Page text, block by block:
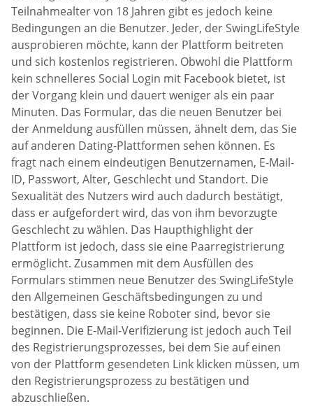
Teilnahmealter von 18 Jahren gibt es jedoch keine
Bedingungen an die Benutzer. Jeder, der SwingLifeStyle
ausprobieren möchte, kann der Plattform beitreten
und sich kostenlos registrieren. Obwohl die Plattform
kein schnelleres Social Login mit Facebook bietet, ist
der Vorgang klein und dauert weniger als ein paar
Minuten. Das Formular, das die neuen Benutzer bei
der Anmeldung ausfüllen müssen, ähnelt dem, das Sie
auf anderen Dating-Plattformen sehen können. Es
fragt nach einem eindeutigen Benutzernamen, E-Mail-
ID, Passwort, Alter, Geschlecht und Standort. Die
Sexualität des Nutzers wird auch dadurch bestätigt,
dass er aufgefordert wird, das von ihm bevorzugte
Geschlecht zu wählen. Das Haupthighlight der
Plattform ist jedoch, dass sie eine Paarregistrierung
ermöglicht. Zusammen mit dem Ausfüllen des
Formulars stimmen neue Benutzer des SwingLifeStyle
den Allgemeinen Geschäftsbedingungen zu und
bestätigen, dass sie keine Roboter sind, bevor sie
beginnen. Die E-Mail-Verifizierung ist jedoch auch Teil
des Registrierungsprozesses, bei dem Sie auf einen
von der Plattform gesendeten Link klicken müssen, um
den Registrierungsprozess zu bestätigen und
abzuschließen.